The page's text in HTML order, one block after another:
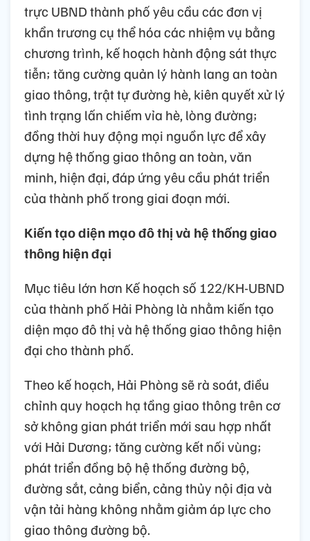
trực UBND thành phố yêu cầu các đơn vị
khẩn trương cụ thể hóa các nhiệm vụ bằng
chương trình, kế hoạch hành động sát thực
tiễn; tăng cường quản lý hành lang an toàn
giao thông, trật tự đường hè, kiên quyết xử lý
tình trạng lấn chiếm vỉa hè, lòng đường;
đồng thời huy động mọi nguồn lực để xây
dựng hệ thống giao thông an toàn, văn
minh, hiện đại, đáp ứng yêu cầu phát triển
của thành phố trong giai đoạn mới.
Kiến tạo diện mạo đô thị và hệ thống giao
thông hiện đại
Mục tiêu lớn hơn Kế hoạch số 122/KH-UBND
của thành phố Hải Phòng là nhằm kiến tạo
diện mạo đô thị và hệ thống giao thông hiện
đại cho thành phố.
Theo kế hoạch, Hải Phòng sẽ rà soát, điều
chỉnh quy hoạch hạ tầng giao thông trên cơ
sở không gian phát triển mới sau hợp nhất
với Hải Dương; tăng cường kết nối vùng;
phát triển đồng bộ hệ thống đường bộ,
đường sắt, cảng biển, cảng thủy nội địa và
vận tải hàng không nhằm giảm áp lực cho
giao thông đường bộ.